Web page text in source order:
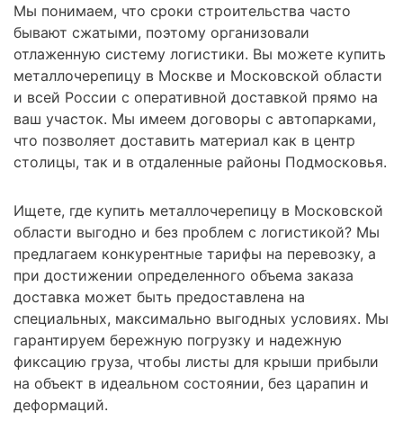
Мы понимаем, что сроки строительства часто
бывают сжатыми, поэтому организовали
отлаженную систему логистики. Вы можете купить
металлочерепицу в Москве и Московской области
и всей России с оперативной доставкой прямо на
ваш участок. Мы имеем договоры с автопарками,
что позволяет доставить материал как в центр
столицы, так и в отдаленные районы Подмосковья.
Ищете, где купить металлочерепицу в Московской
области выгодно и без проблем с логистикой? Мы
предлагаем конкурентные тарифы на перевозку, а
при достижении определенного объема заказа
доставка может быть предоставлена на
специальных, максимально выгодных условиях. Мы
гарантируем бережную погрузку и надежную
фиксацию груза, чтобы листы для крыши прибыли
на объект в идеальном состоянии, без царапин и
деформаций.